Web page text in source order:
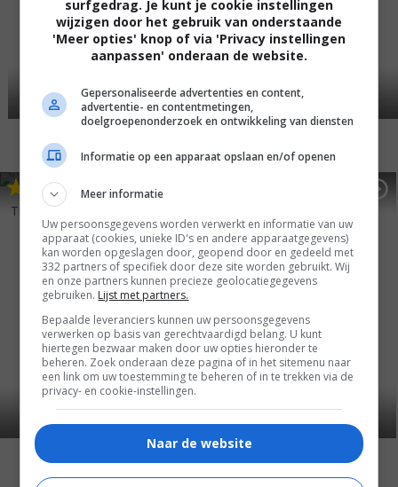
,1
The House Next Door
surfgedrag. Je kunt je cookie instellingen
wijzigen door het gebruik van onderstaande
'Meer opties' knop of via 'Privacy instellingen
aanpassen' onderaan de website.
Gepersonaliseerde advertenties en content,
advertentie- en contentmetingen,
doelgroepenonderzoek en ontwikkeling van diensten
Informatie op een apparaat opslaan en/of openen
Meer informatie
Uw persoonsgegevens worden verwerkt en informatie van uw
apparaat (cookies, unieke ID's en andere apparaatgegevens)
kan worden opgeslagen door, geopend door en gedeeld met
332 partners of specifiek door deze site worden gebruikt. Wij
en onze partners kunnen precieze geolocatiegegevens
gebruiken. Lijst met partners.
Bepaalde leveranciers kunnen uw persoonsgegevens
verwerken op basis van gerechtvaardigd belang. U kunt
hiertegen bezwaar maken door uw opties hieronder te
beheren. Zoek onderaan deze pagina of in het sitemenu naar
een link om uw toestemming te beheren of in te trekken via de
privacy- en cookie-instellingen.
Naar de website